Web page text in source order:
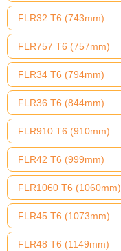
FLR32 T6 (743mm)
FLR757 T6 (757mm)
FLR34 T6 (794mm)
FLR36 T6 (844mm)
FLR910 T6 (910mm)
FLR42 T6 (999mm)
FLR1060 T6 (1060mm)
FLR45 T6 (1073mm)
FLR48 T6 (1149mm)